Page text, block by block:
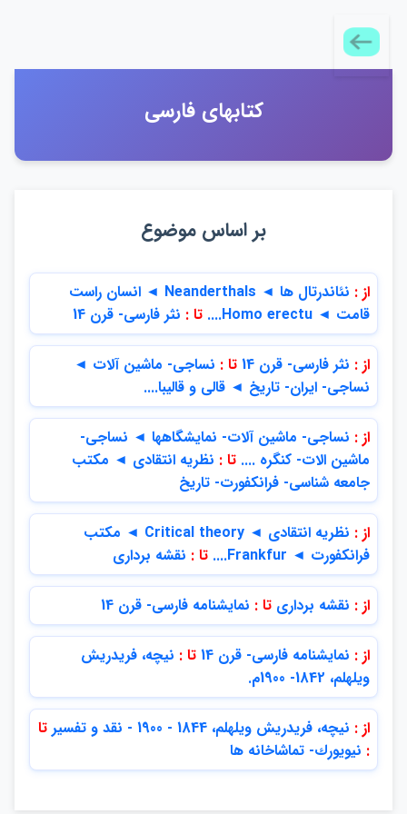
كتابهاي فارسي
بر اساس موضوع
از :
نئاندرتال ها ◄ Neanderthals ◄ انسان راست
قامت ◄ Homo erectu....
تا : نثر فارسي- قرن 14
از : نثر فارسي- قرن 14 تا : نساجي- ماشين آلات ◄
نساجي- ايران- تاريخ ◄ قالي و قاليبا....
از : نساجي- ماشين آلات- نمايشگاهها ◄ نساجي-
ماشين الات- كنگره .... تا : نظريه انتقادي ◄ مكتب
جامعه شناسي- فرانكفورت- تاريخ
از :
نظريه انتقادي ◄ Critical theory ◄ مكتب
فرانكفورت ◄ Frankfur....
تا : نقشه برداري
از : نقشه برداري تا : نمايشنامه فارسي- قرن 14
از : نمايشنامه فارسي- قرن 14 تا : نيچه، فريدريش
ويلهلم، 1842- 1900م.
از : نيچه، فريدريش ويلهلم، 1844 - 1900 - نقد و تفسير
تا
: نيويورك- تماشاخانه ها